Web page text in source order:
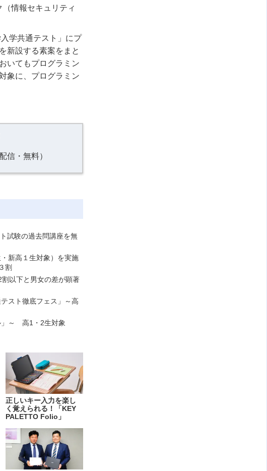
情報セキュリティ
学共通テスト」にプ
新設する素案をまと
いてもプログラミン
象に、プログラミン
信・無料）
試験の過去問講座を無
新高１生対象）を実施
割
以下と男女の差が顕著
スト徹底フェス」～高
」～ 高1・2生対象
正しいキー入力を楽し
く覚えられる！「KEY
PALETTO Folio」